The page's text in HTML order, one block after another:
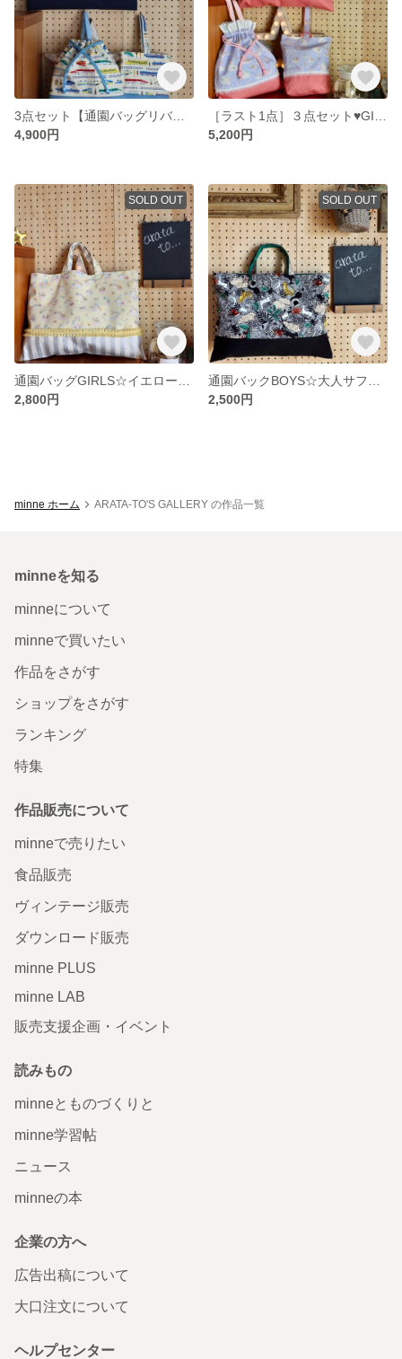
3点セット【通園バッグリバーシブル】☘BOYS☆新幹線ライトブルー×切り替えネイビー＆ライトブルー
4,900円
5,200円
SOLD OUT
2,800円
SOLD OUT
2,500円
minne ホーム ARATA-TO'S GALLERY の作品一覧
minneを知る
minneについて
minneで買いたい
作品をさがす
ショップをさがす
ランキング
特集
作品販売について
minneで売りたい
食品販売
ヴィンテージ販売
ダウンロード販売
minne PLUS
minne LAB
販売支援企画・イベント
読みもの
minneとものづくりと
minne学習帖
ニュース
minneの本
企業の方へ
広告出稿について
大口注文について
ヘルプセンター